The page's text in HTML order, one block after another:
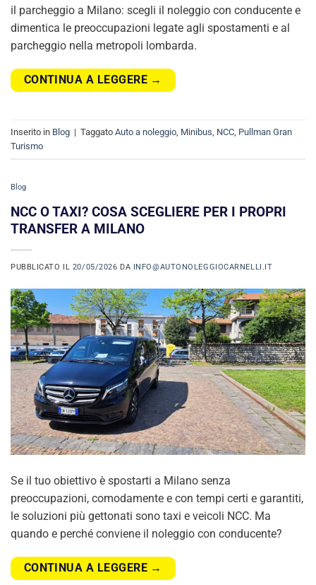
il parcheggio a Milano: scegli il noleggio con conducente e
dimentica le preoccupazioni legate agli spostamenti e al
parcheggio nella metropoli lombarda.
CONTINUA A LEGGERE →
Inserito in Blog | Taggato Auto a noleggio Minibus NCC Pullman Gran
Turismo
Blog
NCC O TAXI? COSA SCEGLIERE PER I PROPRI
TRANSFER A MILANO
PUBBLICATO IL 20/05/2026 DA INFO@AUTONOLEGGIOCARNELLI.IT
Se il tuo obiettivo è spostarti a Milano senza
preoccupazioni, comodamente e con tempi certi e garantiti,
le soluzioni più gettonati sono taxi e veicoli NCC. Ma
quando e perché conviene il noleggio con conducente?
CONTINUA A LEGGERE →